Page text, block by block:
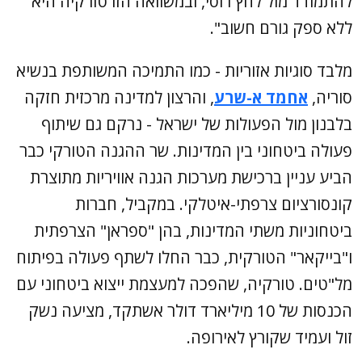
ללא ספק גורם חשוב".
מלבד סוגיות אזוריות - כמו התמיכה המשותפת בנשיא
סוריה, אחמד א-שרע, והרצון למדינה מרכזית חזקה
בלבנון מול הפעולות של ישראל - נרקם גם שיתוף
פעולה ביטחוני בין המדינות. שר ההגנה הטורקי כבר
הביע עניין ברכישת מערכות הגנה אוויריות מתוצרת
קונסורציום צרפתי-איטלקי. במקביל, חברות
ביטחוניות משתי המדינות, בהן "ספראן" הצרפתית
ו"בייקאר" הטורקית, כבר החלו לשתף פעולה בפיתוח
מל"טים. טורקיה, שהפכה למעצמת ייצוא ביטחוני עם
הכנסות של 10 מיליארד דולר אשתקד, מציעה נשק
זול ועמיד שקורץ לאירופה.